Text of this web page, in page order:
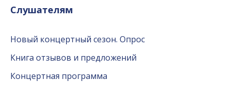
Слушателям
Новый концертный сезон. Опрос
Книга отзывов и предложений
Концертная программа